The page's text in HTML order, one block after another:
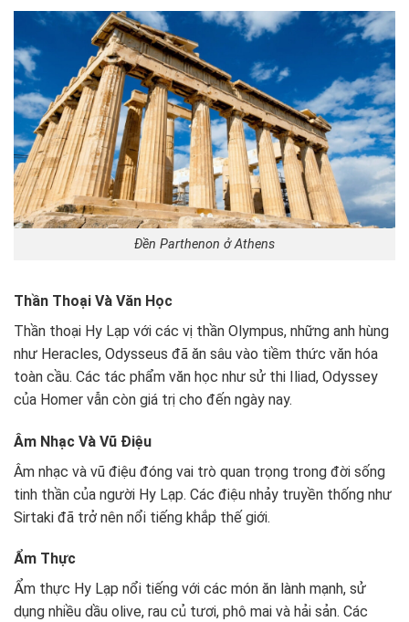
Đền Parthenon ở Athens
Thần Thoại Và Văn Học
Thần thoại Hy Lạp với các vị thần Olympus, những anh hùng
như Heracles, Odysseus đã ăn sâu vào tiềm thức văn hóa
toàn cầu. Các tác phẩm văn học như sử thi Iliad, Odyssey
của Homer vẫn còn giá trị cho đến ngày nay.
Âm Nhạc Và Vũ Điệu
Âm nhạc và vũ điệu đóng vai trò quan trọng trong đời sống
tinh thần của người Hy Lạp. Các điệu nhảy truyền thống như
Sirtaki đã trở nên nổi tiếng khắp thế giới.
Ẩm Thực
Ẩm thực Hy Lạp nổi tiếng với các món ăn lành mạnh, sử
dụng nhiều dầu olive, rau củ tươi, phô mai và hải sản. Các